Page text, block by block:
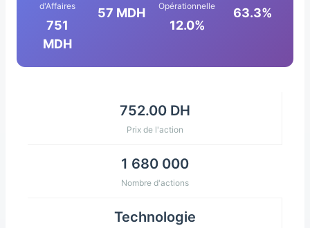
d'Affaires
751
MDH
57 MDH
Opérationnelle
12.0%
63.3%
752.00 DH
Prix de l'action
1 680 000
Nombre d'actions
Technologie